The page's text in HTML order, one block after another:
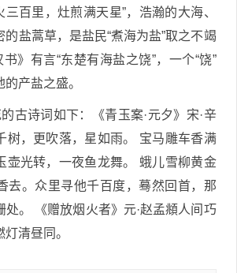
三百里，灶煎满天星”，浩瀚的大海、
盐蒿草，是盐民“煮海为盐”取之不竭
书》有言“东楚有海盐之饶”，一个“饶”
产盐之盛。
古诗词如下：《青玉案·元夕》宋·辛
树，更吹落，星如雨。 宝马雕车香满
壶光转，一夜鱼龙舞。 蛾儿雪柳黄金
去。众里寻他千百度，蓦然回首，那
处。 《赠放烟火者》元·赵孟頫人间巧
清昼同。